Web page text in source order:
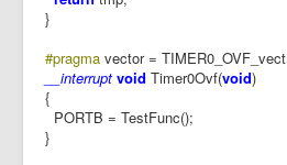
}
#pragma vector = TIMER0_OVF_vect
__interrupt void Timer0Ovf(void)
{
PORTB = TestFunc();
}